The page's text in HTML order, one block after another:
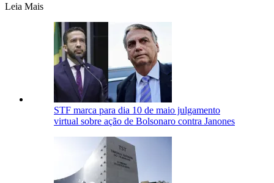
Leia Mais
STF marca para dia 10 de maio julgamento
virtual sobre ação de Bolsonaro contra Janones